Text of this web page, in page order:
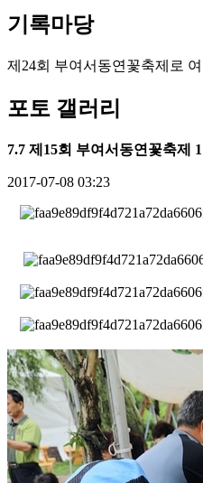
기록마당
제24회 부여서동연꽃축제로
포토 갤러리
7.7 제15회 부여서동연꽃축제
2017-07-08 03:23